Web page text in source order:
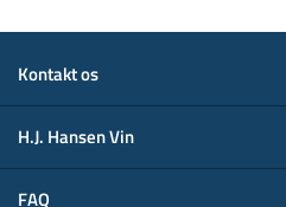
Kontakt os
H.J. Hansen Vin
FAQ